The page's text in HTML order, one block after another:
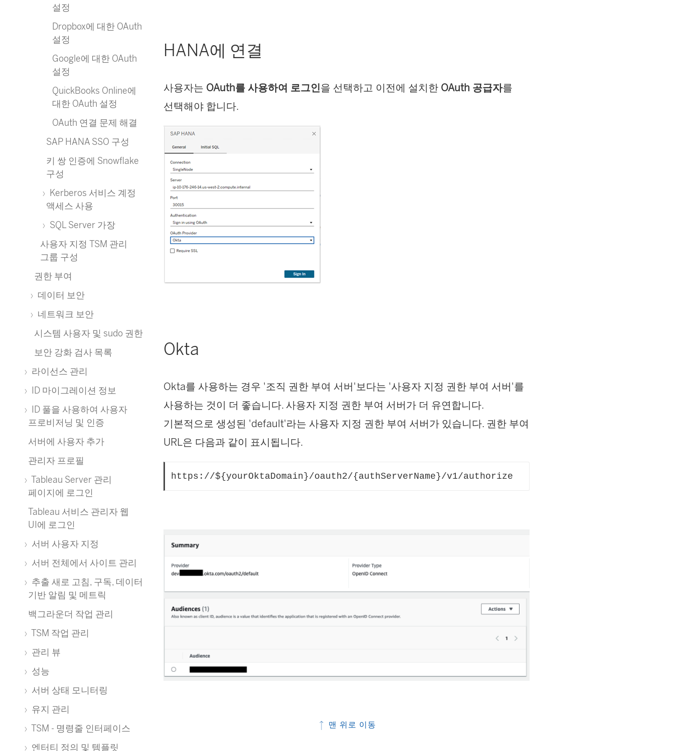
설정
Dropbox에 대한 OAuth
설정
Google에 대한 OAuth
설정
QuickBooks Online에
대한 OAuth 설정
OAuth 연결 문제 해결
SAP HANA SSO 구성
키 쌍 인증에 Snowflake
구성
Kerberos 서비스 계정
액세스 사용
SQL Server 가장
사용자 지정 TSM 관리
그룹 구성
권한 부여
데이터 보안
네트워크 보안
시스템 사용자 및 sudo 권한
보안 강화 검사 목록
라이선스 관리
ID 마이그레이션 정보
ID 풀을 사용하여 사용자
프로비저닝 및 인증
서버에 사용자 추가
관리자 프로필
Tableau Server 관리
페이지에 로그인
Tableau 서비스 관리자 웹
UI에 로그인
서버 사용자 지정
서버 전체에서 사이트 관리
추출 새로 고침, 구독, 데이터
기반 알림 및 메트릭
백그라운더 작업 관리
TSM 작업 관리
관리 뷰
성능
서버 상태 모니터링
유지 관리
TSM - 명령줄 인터페이스
엔터티 정의 및 템플릿
새
에
서
열
림
에
HANA에 연결
사용자는 OAuth를 사용하여 로그인을 선택하고 이전에 설치한 OAuth 공급자를
선택해야 합니다.
Okta
Okta를 사용하는 경우 '조직 권한 부여 서버'보다는 '사용자 지정 권한 부여 서버'를
사용하는 것이 더 좋습니다. 사용자 지정 권한 부여 서버가 더 유연합니다.
기본적으로 생성된 'default'라는 사용자 지정 권한 부여 서버가 있습니다. 권한 부여
URL은 다음과 같이 표시됩니다.
https://${yourOktaDomain}/oauth2/{authServerName}/v1/authorize
맨 위로 이동